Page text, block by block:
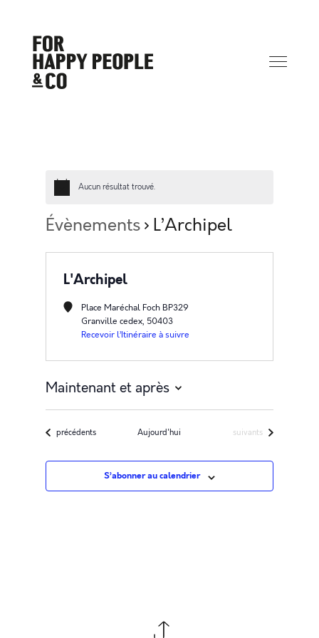
Aucun résultat trouvé.
Évènements L’Archipel
L'Archipel
Place Maréchal Foch BP329
Granville cedex, 50403
Recevoir l’Itinéraire à suivre
Maintenant et après
Sélectionnez
uneÉvènements
précédents Aujourd'hui Évènements
suivants
S’abonner au calendrier